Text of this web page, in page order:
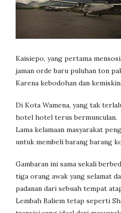
Kaisiepo, yang pertama
jaman orde baru puluhan ton
Karena kebodohan dan
Di Kota Wamena, yang tak
hotel hotel terus bermunculan.
Lama kelamaan masyarakat
untuk membeli barang barang
Gambaran ini sama sekali
tiga orang awak yang selamat
padanan dari sebuah tempat
Lembah Baliem tetap seperti